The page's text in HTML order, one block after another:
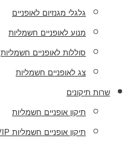
גלגלי מגנזיום לאופניים
מנוע לאופניים חשמליות
סוללות לאופניים חשמליות
צג לאופניים חשמליות
שרות תיקונים
תיקון אופניים חשמליות
תיקון אופניים חשמליות VIP עד הבית 03-6918944